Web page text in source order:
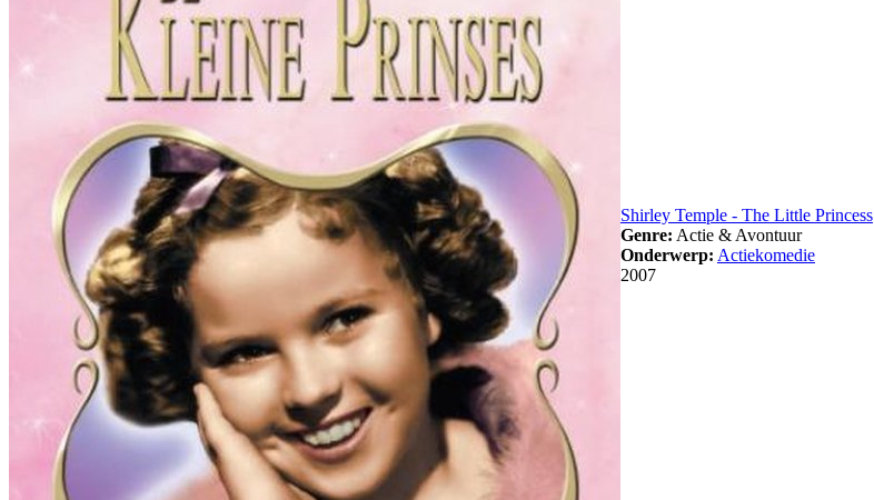
Shirley Temple - The Little Princess
Genre: Actie & Avontuur
Onderwerp: Actiekomedie
2007